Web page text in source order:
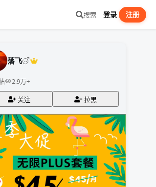
搜索 登录 注册
落飞
2.9万+
关注 拉黑